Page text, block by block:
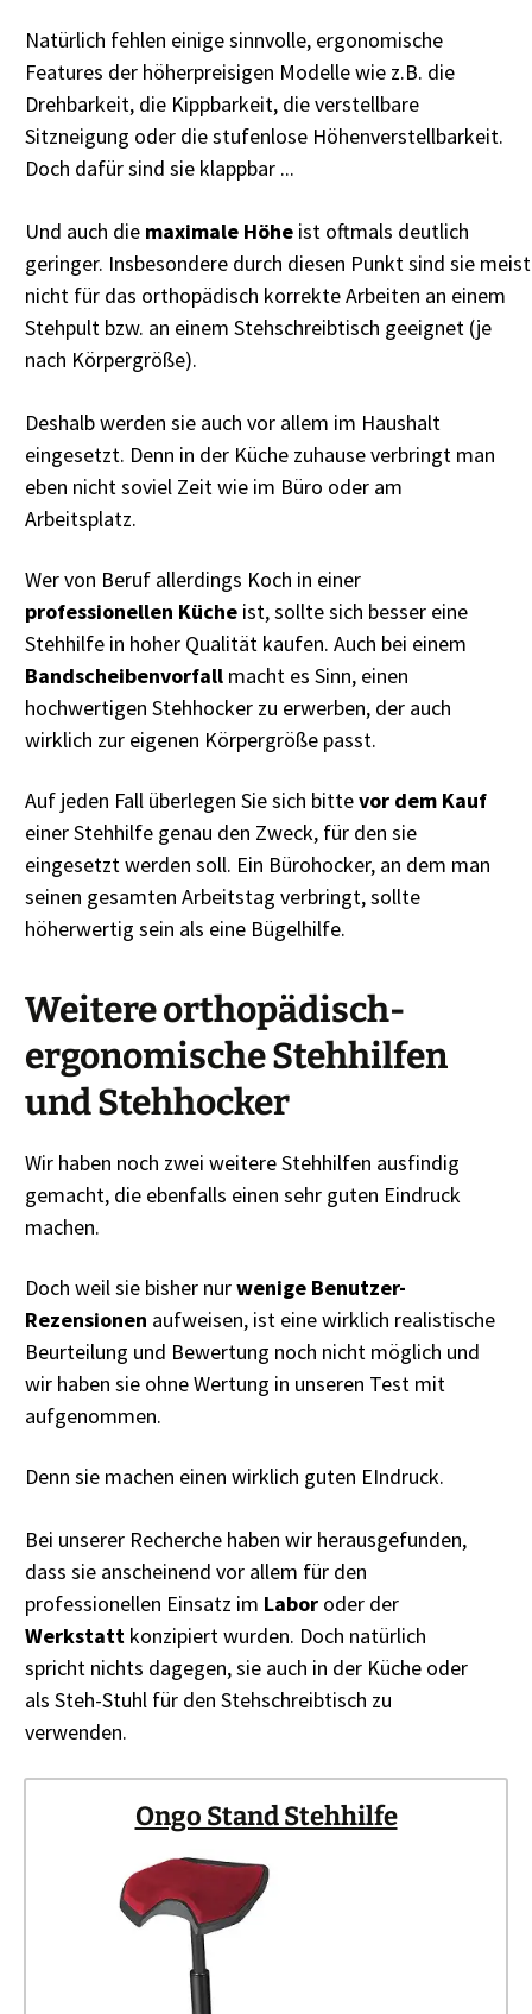
Natürlich fehlen einige sinnvolle, ergonomische
Features der höherpreisigen Modelle wie z.B. die
Drehbarkeit, die Kippbarkeit, die verstellbare
Sitzneigung oder die stufenlose Höhenverstellbarkeit.
Doch dafür sind sie klappbar ...
Und auch die maximale Höhe ist oftmals deutlich
geringer. Insbesondere durch diesen Punkt sind sie meist
nicht für das orthopädisch korrekte Arbeiten an einem
Stehpult bzw. an einem Stehschreibtisch geeignet (je
nach Körpergröße).
Deshalb werden sie auch vor allem im Haushalt
eingesetzt. Denn in der Küche zuhause verbringt man
eben nicht soviel Zeit wie im Büro oder am
Arbeitsplatz.
Wer von Beruf allerdings Koch in einer
professionellen Küche ist, sollte sich besser eine
Stehhilfe in hoher Qualität kaufen. Auch bei einem
Bandscheibenvorfall macht es Sinn, einen
hochwertigen Stehhocker zu erwerben, der auch
wirklich zur eigenen Körpergröße passt.
Auf jeden Fall überlegen Sie sich bittevor dem Kauf
einer Stehhilfe genau den Zweck, für den sie
eingesetzt werden soll. Ein Bürohocker, an dem man
seinen gesamten Arbeitstag verbringt, sollte
höherwertig sein als eine Bügelhilfe.
Weitere orthopädisch-
ergonomische Stehhilfen
und Stehhocker
Wir haben noch zwei weitere Stehhilfen ausfindig
gemacht, die ebenfalls einen sehr guten Eindruck
machen.
Doch weil sie bisher nurwenige Benutzer-
Rezensionen aufweisen, ist eine wirklich realistische
Beurteilung und Bewertung noch nicht möglich und
wir haben sie ohne Wertung in unseren Test mit
aufgenommen.
Denn sie machen einen wirklich guten EIndruck.
Bei unserer Recherche haben wir herausgefunden,
dass sie anscheinend vor allem für den
professionellen Einsatz im Labor oder der
Werkstatt konzipiert wurden. Doch natürlich
spricht nichts dagegen, sie auch in der Küche oder
als Steh-Stuhl für den Stehschreibtisch zu
verwenden.
Ongo Stand Stehhilfe